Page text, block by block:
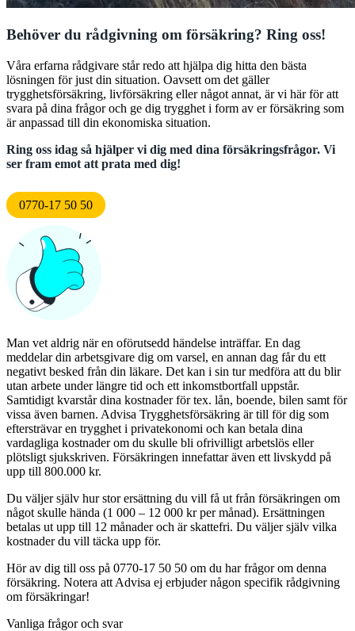
Behöver du rådgivning om försäkring? Ring oss!
Våra erfarna rådgivare står redo att hjälpa dig hitta den bästa
lösningen för just din situation. Oavsett om det gäller
trygghetsförsäkring, livförsäkring eller något annat, är vi här för att
svara på dina frågor och ge dig trygghet i form av er försäkring som
är anpassad till din ekonomiska situation.
Ring oss idag så hjälper vi dig med dina försäkringsfrågor. Vi
ser fram emot att prata med dig!
0770-17 50 50
Man vet aldrig när en oförutsedd händelse inträffar. En dag
meddelar din arbetsgivare dig om varsel, en annan dag får du ett
negativt besked från din läkare. Det kan i sin tur medföra att du blir
utan arbete under längre tid och ett inkomstbortfall uppstår.
Samtidigt kvarstår dina kostnader för tex. lån, boende, bilen samt för
vissa även barnen. Advisa Trygghetsförsäkring är till för dig som
eftersträvar en trygghet i privatekonomi och kan betala dina
vardagliga kostnader om du skulle bli ofrivilligt arbetslös eller
plötsligt sjukskriven. Försäkringen innefattar även ett livskydd på
upp till 800.000 kr.
Du väljer själv hur stor ersättning du vill få ut från försäkringen om
något skulle hända (1 000 – 12 000 kr per månad). Ersättningen
betalas ut upp till 12 månader och är skattefri. Du väljer själv vilka
kostnader du vill täcka upp för.
Hör av dig till oss på 0770-17 50 50 om du har frågor om denna
försäkring. Notera att Advisa ej erbjuder någon specifik rådgivning
om försäkringar!
Vanliga frågor och svar